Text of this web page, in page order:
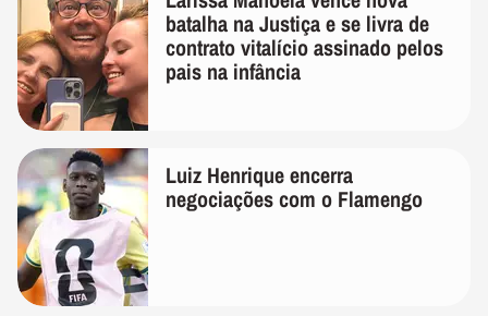
batalha na Justiça e se livra de
contrato vitalício assinado pelos
pais na infância
Luiz Henrique encerra
negociações com o Flamengo